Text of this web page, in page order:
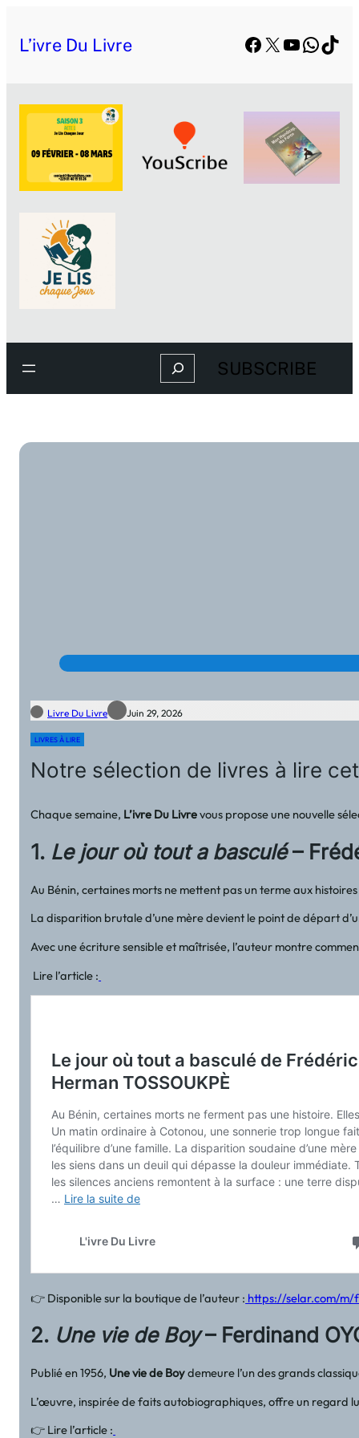
L’ivre Du Livre Facebook
X YouTube
Search SUBSCRIBE
Livre Du Livre Juin 29, 2026
LIVRES À LIRE
Notre sélection de livres à lire
Chaque semaine, L’ivre Du Livrevous propose une nouvelle
1. Le jour où tout a basculé–
Au Bénin, certaines morts ne mettent pas un terme aux
La disparition brutale d’une mère devient le point de départ
Avec une écriture sensible et maîtrisée, l’auteur montre
Lire l’article :
👉 Disponible sur la boutique de l’auteur : https://selar.com/m/
2. Une vie de Boy– Ferdinand
Publié en 1956, Une vie de Boydemeure l’un des grands
L’œuvre, inspirée de faits autobiographiques, offre un regard
👉 Lire l’article :